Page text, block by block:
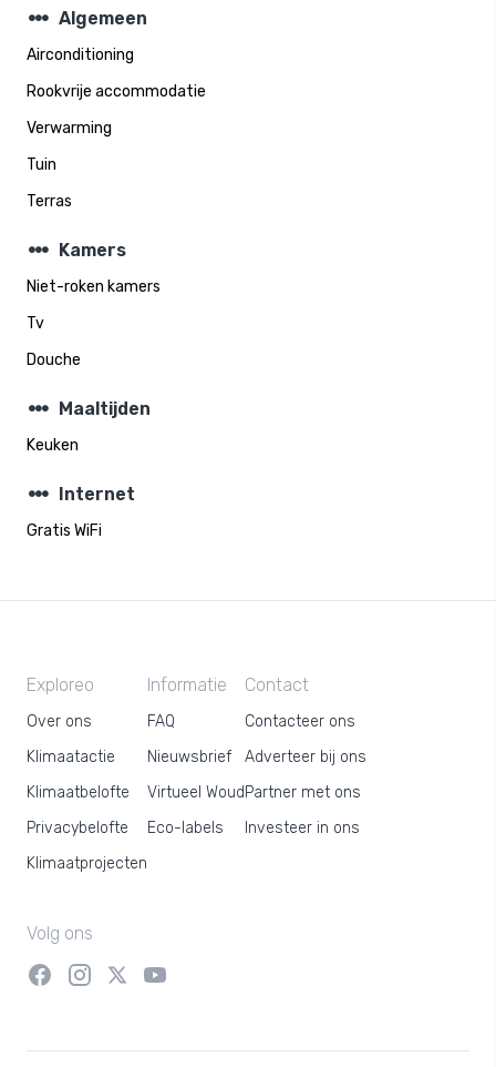
steppers Algemeen
Airconditioning
Rookvrije accommodatie
Verwarming
Tuin
Terras
steppers Kamers
Niet-roken kamers
Tv
Douche
steppers Maaltijden
Keuken
steppers Internet
Gratis WiFi
Exploreo
Over ons
Klimaatactie
Klimaatbelofte
Privacybelofte
Klimaatprojecten
Informatie
FAQ
Nieuwsbrief
Virtueel Woud
Eco-labels
Contact
Contacteer ons
Adverteer bij ons
Partner met ons
Investeer in ons
Volg ons